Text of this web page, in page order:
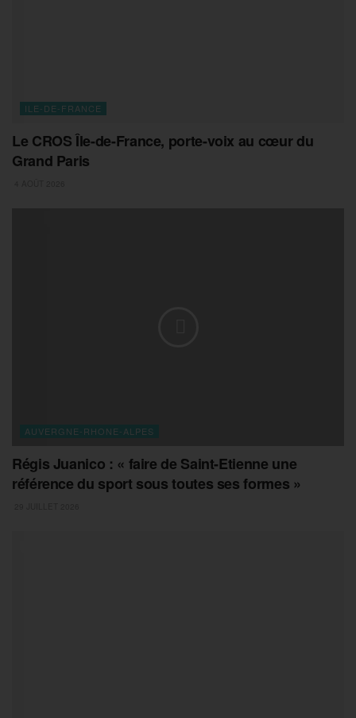
ILE-DE-FRANCE
Le CROS Île-de-France, porte-voix au cœur du
Grand Paris
AUVERGNE-RHONE-ALPES
Régis Juanico : « faire de Saint-Etienne une
référence du sport sous toutes ses formes »